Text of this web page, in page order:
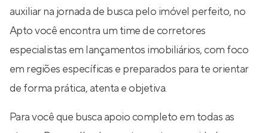
auxiliar na jornada de busca pelo imóvel perfeito, no
Apto você encontra um time de corretores
especialistas em lançamentos imobiliários, com foco
em regiões específicas e preparados para te orientar
de forma prática, atenta e objetiva.
Para você que busca apoio completo em todas as